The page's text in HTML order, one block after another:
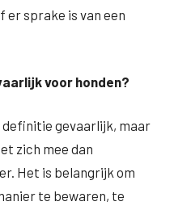
sprake is van een
voor honden?
definitie gevaarlijk, maar
zich mee dan
Het is belangrijk om
te bewaren, te